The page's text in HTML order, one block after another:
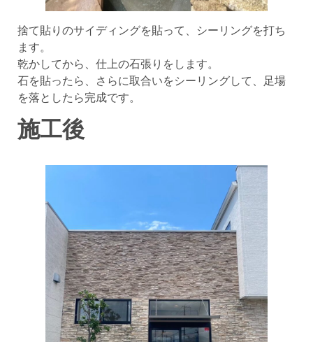
捨て貼りのサイディングを貼って、シーリングを打ち
ます。
乾かしてから、仕上の石張りをします。
石を貼ったら、さらに取合いをシーリングして、足場
を落としたら完成です。
施工後